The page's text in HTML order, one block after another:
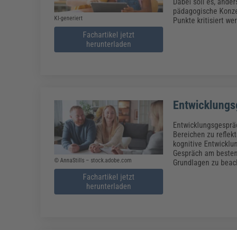
Energie & Umwelt
Führung & Management
Gesundheit & Pflege
Kommunales
Fachpublikationen & Arbeitshilfen
Bauhof
Weiterbildungen (AKADEMIE HERKERT)
Künstliche Intelligenz
Personalwesen
Reisekosten & Finanzen
Zollabwicklung & Exportabwicklung
Zoll & Export
KI-generiert
Fachartikel jetzt
herunterladen
pädagogische
Punkte kritisiert
© AnnaStills – stock.adobe.com
Fachartikel jetzt
herunterladen
Bereichen zu
kognitive
Gespräch am
Grundlagen zu